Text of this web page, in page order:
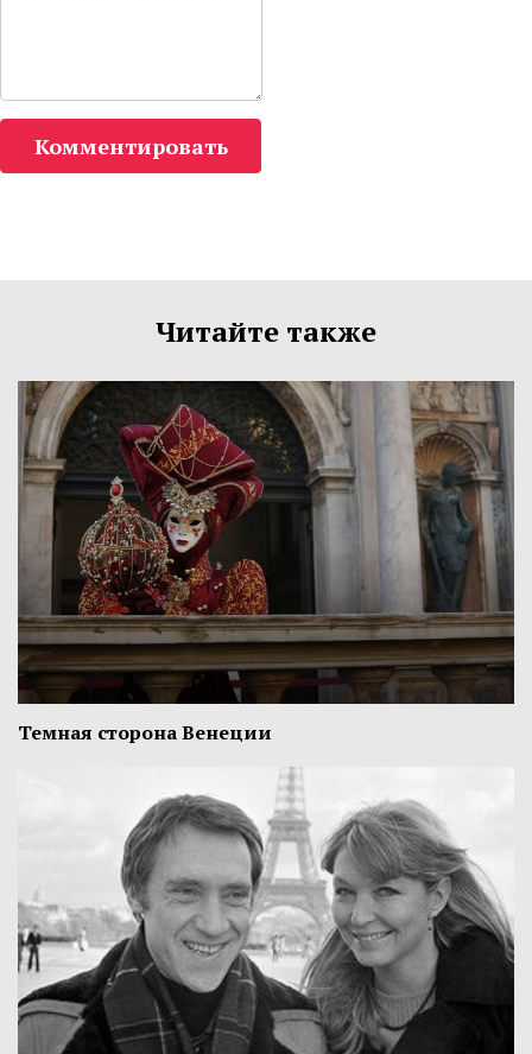
Комментировать
Читайте также
Темная сторона Венеции